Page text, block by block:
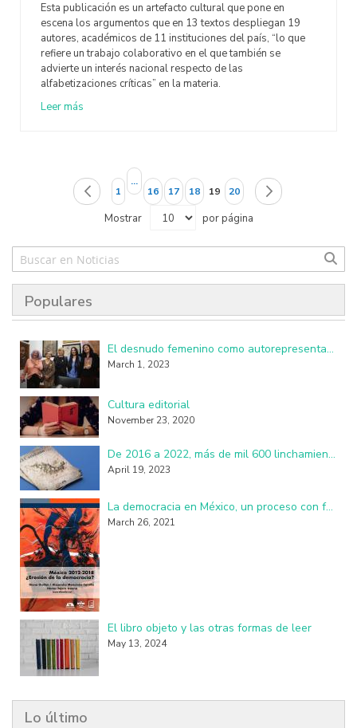
Esta publicación es un artefacto cultural que pone en
escena los argumentos que en 13 textos despliegan 19
autores, académicos de 11 instituciones del país, “lo que
refiere un trabajo colaborativo en el que también se
advierte un interés nacional respecto de las
alfabetizaciones críticas” en la materia.
Leer más
Página
Anterior
Página
1
... Página
16
Página
17
Página
18 Actualmente estás leyendo
19
Página
20
Mostrar por página
Populares
El desnudo femenino como autorepresentación resulta perturbador y subversivo
March 1, 2023
Cultura editorial
November 23, 2020
De 2016 a 2022, más de mil 600 linchamientos en México: investigadores de la UAM
April 19, 2023
La democracia en México, un proceso con fallas, imperfecciones y seudo practicantes
March 26, 2021
El libro objeto y las otras formas de leer
May 13, 2024
Lo último